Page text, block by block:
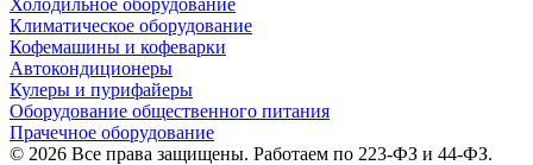
Климатическое оборудование
Кофемашины и кофеварки
Автокондиционеры
Кулеры и пурифайеры
Оборудование общественного питания
Прачечное оборудование
© 2026 Все права защищены. Работаем по 223-ФЗ и 44-ФЗ.